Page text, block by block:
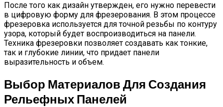
После того как дизайн утвержден, его нужно перевести
в цифровую форму для фрезерования. В этом процессе
фрезеровка используется для точной резьбы по контуру
узора, который будет воспроизводиться на панели.
Техника фрезеровки позволяет создавать как тонкие,
так и глубокие линии, что придает панели
выразительность и объем.
Выбор Материалов Для Создания
Рельефных Панелей